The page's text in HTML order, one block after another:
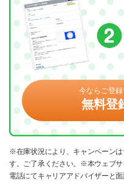
今ならご登録
無料登
※在庫状況により、キャンペーン
す。ご了承ください。※本ウェブ
電話にてキャリアアドバイザーと